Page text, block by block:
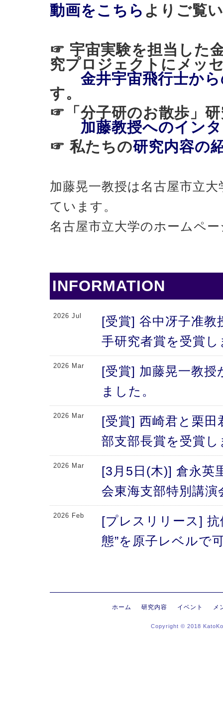
動画をこちら よりご覧
☞ 宇宙実験を担当した
究プロジェクトにメッ
金井宇宙飛行士か
す。
☞「分子研のお散歩
加藤教授へのイン
☞ 私たちの研究内容の
加藤晃一教授は名古屋市立
ています。
名古屋市立大学のホームペ
INFORMATION
2026 Jul
[受賞] 谷中冴子准教
手研究者賞を受賞
2026 Mar
[受賞] 加藤晃一教授
ました。
2026 Mar
[受賞] 西崎君と栗田
部支部長賞を受賞
2026 Mar
[3月5日(木)] 倉永英
会東海支部特別講
2026 Feb
[プレスリリース]
態”を原子レベルで
[プレスリリース]
にする抗体のFc領
る高次構造評価の
ホーム 研究内容 イベント メ
Copyright © 2018